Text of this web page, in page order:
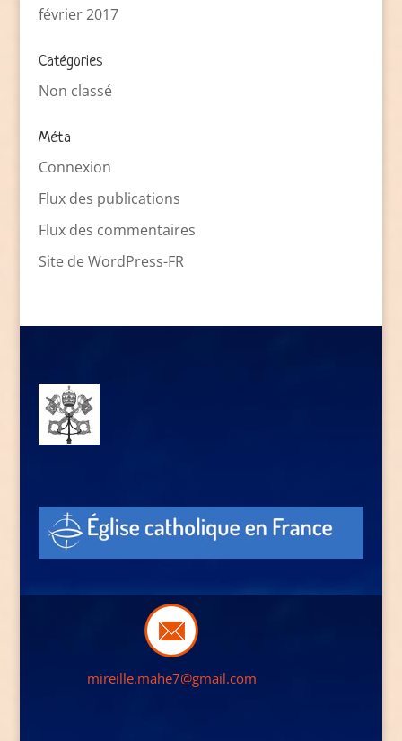
février 2017
Catégories
Non classé
Méta
Connexion
Flux des publications
Flux des commentaires
Site de WordPress-FR
mireille.mahe7@gmail.com